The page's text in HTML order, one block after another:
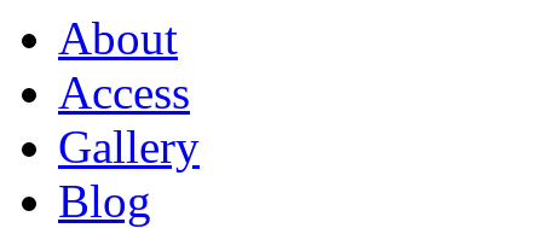
About
Access
Gallery
Blog